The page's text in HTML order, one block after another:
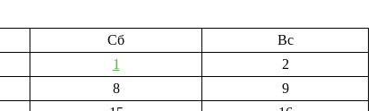
Сб
Вс
1
2
8
9